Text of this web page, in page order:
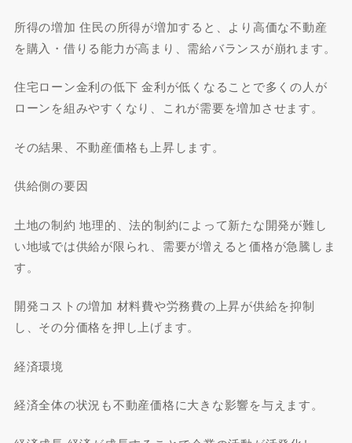
所得の増加 住民の所得が増加すると、より高価な不動産
を購入・借りる能力が高まり、需給バランスが崩れます。
住宅ローン金利の低下 金利が低くなることで多くの人が
ローンを組みやすくなり、これが需要を増加させます。
その結果、不動産価格も上昇します。
供給側の要因
土地の制約 地理的、法的制約によって新たな開発が難し
い地域では供給が限られ、需要が増えると価格が急騰しま
す。
開発コストの増加 材料費や労務費の上昇が供給を抑制
し、その分価格を押し上げます。
経済環境
経済全体の状況も不動産価格に大きな影響を与えます。